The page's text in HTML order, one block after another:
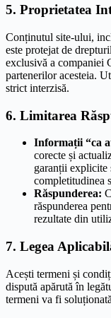
5. Proprietatea
Conținutul site-ului,
este protejat de
exclusivă a companiei
partenerilor acesteia.
strict interzisă.
6. Limitarea
Informații “ca
corecte și
garanții explicite
completitudinea
Răspunderea:
răspunderea
rezultate din
7. Legea
Acești termeni și
dispută apărută în
termeni va fi